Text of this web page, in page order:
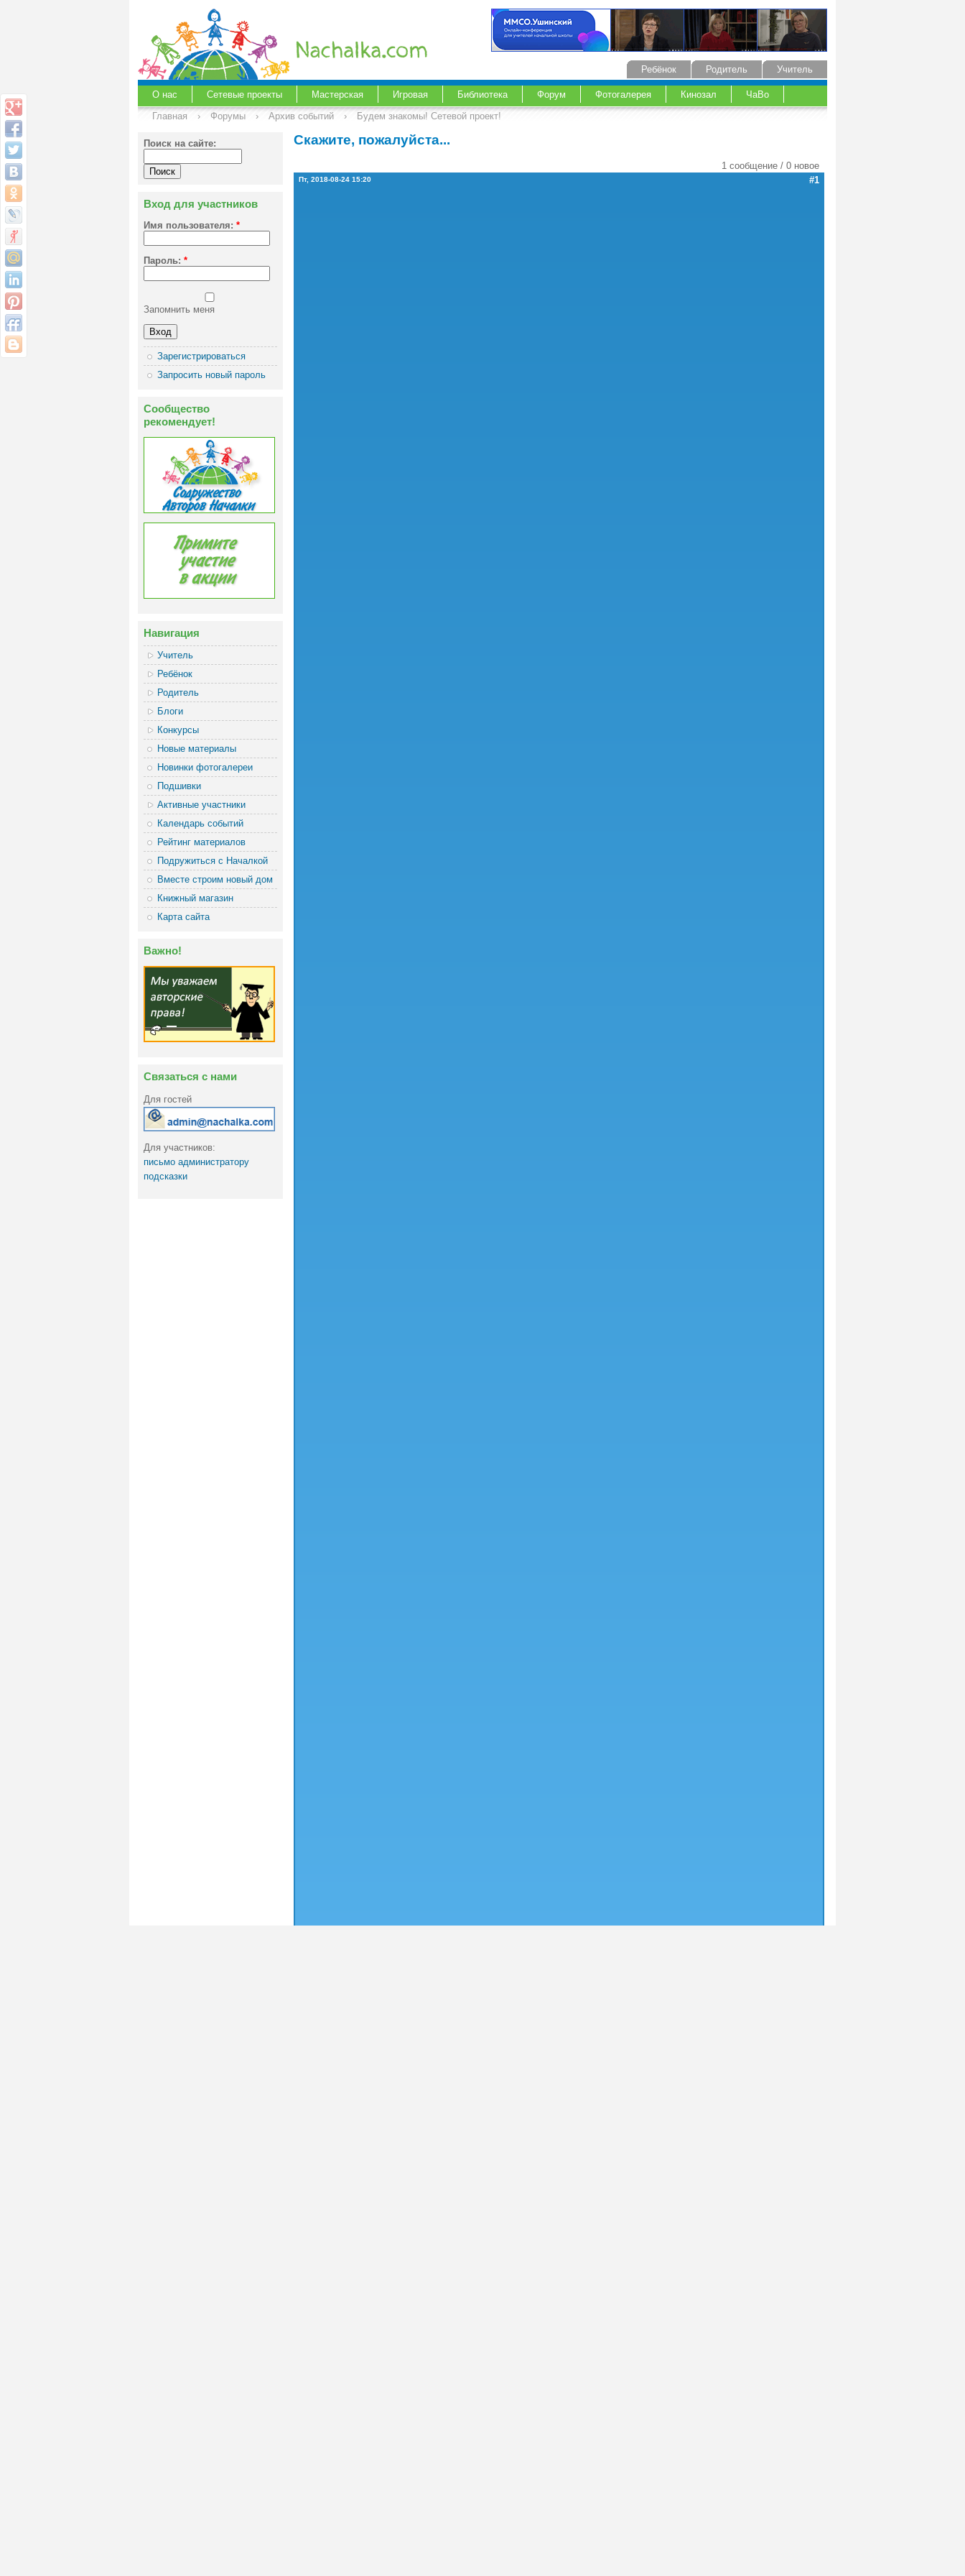
Учитель
Родитель
Ребёнок
О нас Сетевые проекты Мастерская Игровая Библиотека Форум Фотогалерея Кинозал
ЧаВо
Главная
› Форумы › Архив событий › Будем знакомы! Сетевой проект!
Поиск на сайте:
Вход для участников
Имя пользователя: *
Пароль: *
Запомнить меня
Зарегистрироваться
Запросить новый пароль
Сообщество
рекомендует!
Навигация
Учитель
Ребёнок
Родитель
Блоги
Конкурсы
Новые материалы
Новинки фотогалереи
Подшивки
Активные участники
Календарь событий
Рейтинг материалов
Подружиться с Началкой
Вместе строим новый дом
Книжный магазин
Карта сайта
Важно!
Связаться с нами
Для гостей
Для участников:
письмо администратору
подсказки
Скажите, пожалуйста...
1 сообщение / 0 новое
Пт, 2018-08-24 15:20 #1